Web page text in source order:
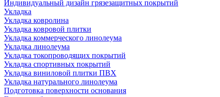
Индивидуальный дизайн грязезащитных покрытий
Укладка
Укладка ковролина
Укладка ковровой плитки
Укладка коммерческого линолеума
Укладка линолеума
Укладка токопроводящих покрытий
Укладка спортивных покрытий
Укладка виниловой плитки ПВХ
Укладка натурального линолеума
Подготовка поверхности основания